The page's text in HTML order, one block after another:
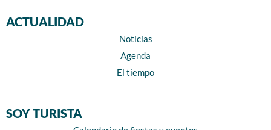
ACTUALIDAD
Noticias
Agenda
El tiempo
SOY TURISTA